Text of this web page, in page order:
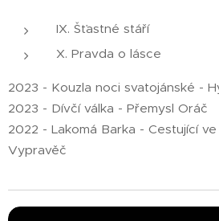
IX. Šťastné stáří
X. Pravda o lásce
2023 - Kouzla noci svatojánské -
2023 - Dívčí válka - Přemysl Oráč
2022 - Lakomá Barka - Cestující ve
Vypravěč